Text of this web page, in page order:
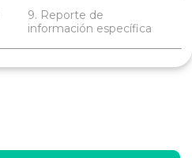
9. Reporte de
información específica